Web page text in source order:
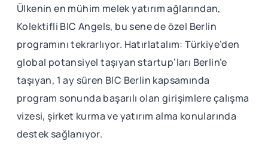
Ülkenin en mühim melek yatırım ağlarından,
Kolektifli BIC Angels, bu sene de özel Berlin
programını tekrarlıyor. Hatırlatalım: Türkiye’den
global potansiyel taşıyan startup’ları Berlin’e
taşıyan, 1 ay süren BIC Berlin kapsamında
program sonunda başarılı olan girişimlere çalışma
vizesi, şirket kurma ve yatırım alma konularında
destek sağlanıyor.